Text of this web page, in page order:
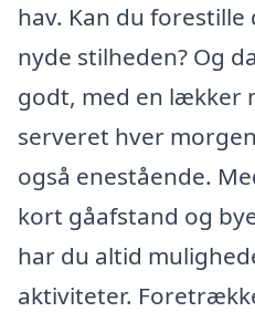
hav. Kan du
nyde stilheden? Og
godt, med en lækker
serveret hver
også enestående.
kort gåafstand og
har du altid
aktiviteter.